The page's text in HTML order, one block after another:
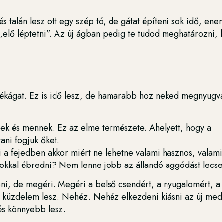
talán lesz ott egy szép tó, de gátat építeni sok idő,
léptetni”. Az új ágban pedig te tudod meghatározni,
Ez is idő lesz, de hamarabb hoz neked
és mennek. Ez az elme természete. Ahelyett, hogy a
fogjuk őket.
fejedben akkor miért ne lehetne valami hasznos,
ébredni? Nem lenne jobb az állandó aggódást
de megéri. Megéri a belső csendért, a nyugalomért,
lesz. Nehéz. Nehéz elkezdeni kiásni az új
könnyebb lesz.